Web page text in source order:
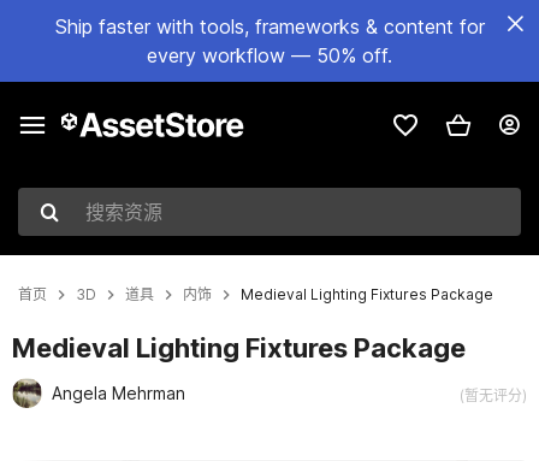
Ship faster with tools, frameworks & content for
every workflow — 50% off.
搜索资源
首页 3D 道具 内饰 Medieval Lighting Fixtures Package
Medieval Lighting Fixtures Package
Angela Mehrman (暂无评分)